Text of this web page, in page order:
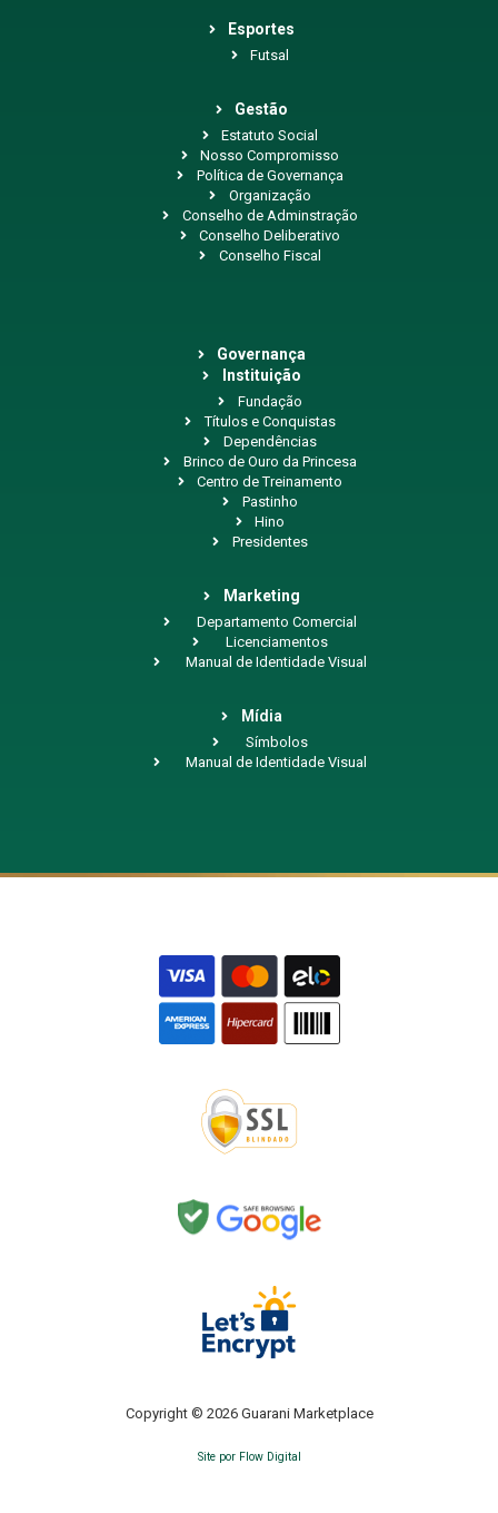
Esportes
Futsal
Gestão
Estatuto Social
Nosso Compromisso
Política de Governança
Organização
Conselho de Adminstração
Conselho Deliberativo
Conselho Fiscal
Governança
Instituição
Fundação
Títulos e Conquistas
Dependências
Brinco de Ouro da Princesa
Centro de Treinamento
Pastinho
Hino
Presidentes
Marketing
Departamento Comercial
Licenciamentos
Manual de Identidade Visual
Mídia
Símbolos
Manual de Identidade Visual
Copyright © 2026 Guarani Marketplace
Site por Flow Digital